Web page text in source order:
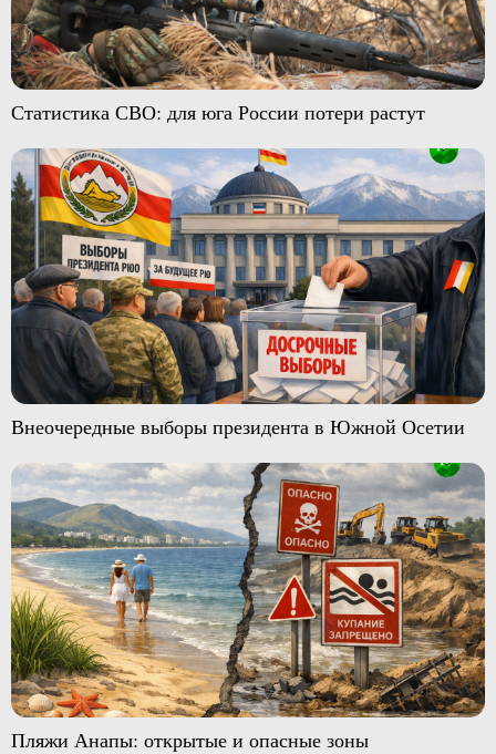
Статистика СВО: для юга России потери растут
Внеочередные выборы президента в Южной Осетии
Пляжи Анапы: открытые и опасные зоны